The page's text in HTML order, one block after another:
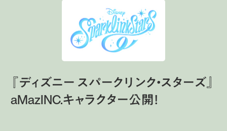
『ディズニー スパークリンク・スターズ』
aMazINC.キャラクター公開！